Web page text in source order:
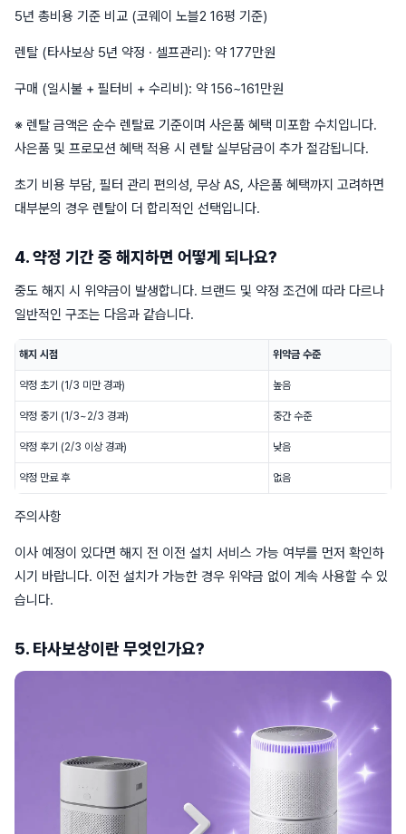
5년 총비용 기준 비교 (코웨이 노블2 16평 기준)
렌탈 (타사보상 5년 약정 · 셀프관리): 약 177만원
구매 (일시불 + 필터비 + 수리비): 약 156~161만원
※ 렌탈 금액은 순수 렌탈료 기준이며 사은품 혜택 미포함 수치입니다.
사은품 및 프로모션 혜택 적용 시 렌탈 실부담금이 추가 절감됩니다.
초기 비용 부담, 필터 관리 편의성, 무상 AS, 사은품 혜택까지 고려하면
대부분의 경우 렌탈이 더 합리적인 선택입니다.
4. 약정 기간 중 해지하면 어떻게 되나요?
중도 해지 시 위약금이 발생합니다. 브랜드 및 약정 조건에 따라 다르나
일반적인 구조는 다음과 같습니다.
해지 시점 위약금 수준
약정 초기 (1/3 미만 경과) 높음
약정 중기 (1/3~2/3 경과) 중간 수준
약정 후기 (2/3 이상 경과) 낮음
약정 만료 후 없음
주의사항
이사 예정이 있다면 해지 전 이전 설치 서비스 가능 여부를 먼저 확인하
시기 바랍니다. 이전 설치가 가능한 경우 위약금 없이 계속 사용할 수 있
습니다.
5. 타사보상이란 무엇인가요?